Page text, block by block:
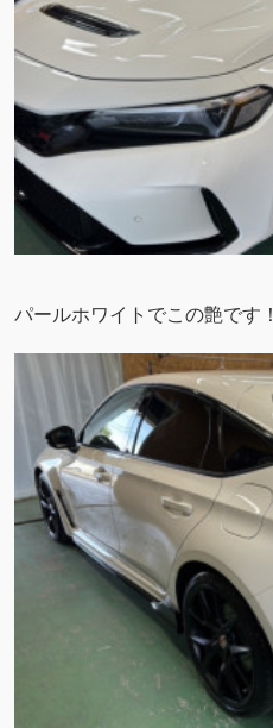
パールホワイトでこの艶です！